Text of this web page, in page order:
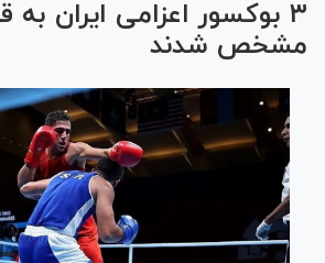
۳ بوکسور اعزامی ایران
مشخص شدند